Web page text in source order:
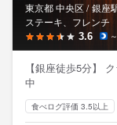
東京都 中央区 / 銀座
ステーキ、フレンチ
3.6
【銀座徒歩5分】
中
食べログ評価 3.5以上